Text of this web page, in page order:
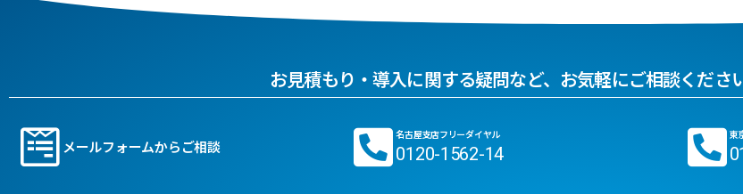
お見積もり・導入に関する疑問など、お気軽にご相談くださ
メールフォームからご相談
名古屋支店フリーダイヤル
0120-1562-14
東